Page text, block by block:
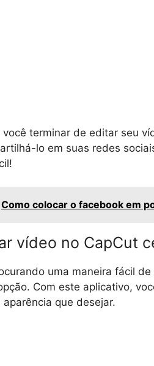
você terminar de editar seu
lo em suas redes
Como colocar o facebook em
vídeo no CapCut
uma maneira fácil
Com este aplicativo,
que desejar.